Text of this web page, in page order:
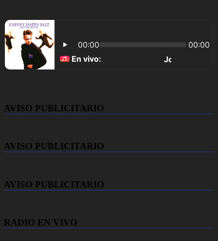
AVISO PUBLICITARIO
AVISO PUBLICITARIO
AVISO PUBLICITARIO
RADIO EN VIVO